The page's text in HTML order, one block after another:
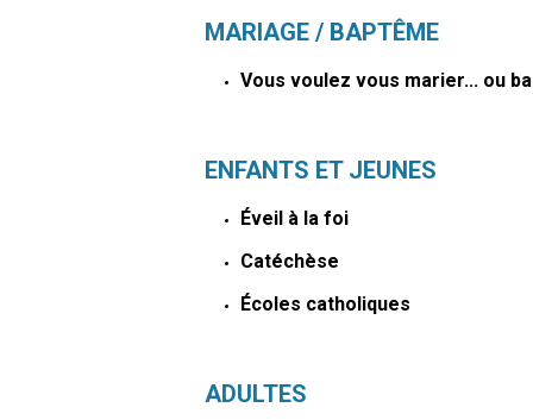
MARIAGE / BAPTÊME
Vous voulez vous marier... ou
ENFANTS ET JEUNES
Éveil à la foi
Catéchèse
Écoles catholiques
ADULTES